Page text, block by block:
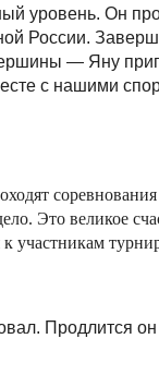
уровень. Он
России.
— Яну
с нашими
Это великое
к участникам
Продлится